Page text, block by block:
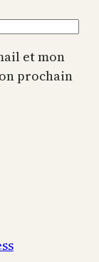
et mon
prochain